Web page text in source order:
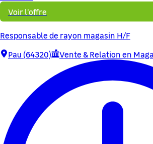
Voir l'offre
Responsable de rayon magasin H/F
Pau (64320)
Vente & Relation en